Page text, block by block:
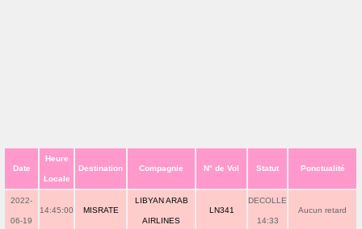
Date
Heure
Locale
Destination Compagnie N° de Vol Statut Ponctualité
2022-
06-19
14:45:00 MISRATE
LIBYAN ARAB
AIRLINES
LN341
DECOLLE
14:33
Aucun retard